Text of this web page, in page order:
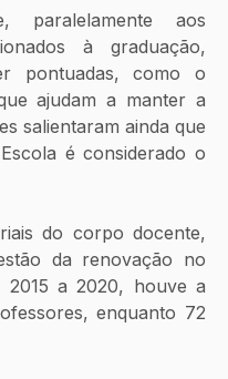
paralelamente aos
à graduação,
pontuadas, como o
ajudam a manter a
salientaram ainda que
é considerado o
do corpo docente,
da renovação no
a 2020, houve a
enquanto 72